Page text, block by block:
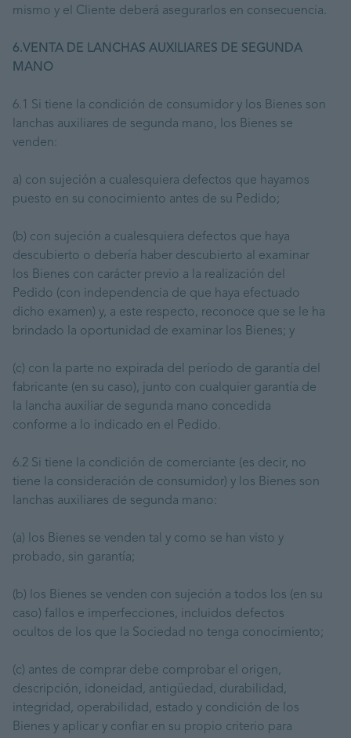
mismo y el Cliente deberá asegurarlos en consecuencia.
6.VENTA DE LANCHAS AUXILIARES DE SEGUNDA
MANO
6.1 Si tiene la condición de consumidor y los Bienes son
lanchas auxiliares de segunda mano, los Bienes se
venden:
a) con sujeción a cualesquiera defectos que hayamos
puesto en su conocimiento antes de su Pedido;
(b) con sujeción a cualesquiera defectos que haya
descubierto o debería haber descubierto al examinar
los Bienes con carácter previo a la realización del
Pedido (con independencia de que haya efectuado
dicho examen) y, a este respecto, reconoce que se le ha
brindado la oportunidad de examinar los Bienes; y
(c) con la parte no expirada del período de garantía del
fabricante (en su caso), junto con cualquier garantía de
la lancha auxiliar de segunda mano concedida
conforme a lo indicado en el Pedido.
6.2 Si tiene la condición de comerciante (es decir, no
tiene la consideración de consumidor) y los Bienes son
lanchas auxiliares de segunda mano:
(a) los Bienes se venden tal y como se han visto y
probado, sin garantía;
(b) los Bienes se venden con sujeción a todos los (en su
caso) fallos e imperfecciones, incluidos defectos
ocultos de los que la Sociedad no tenga conocimiento;
(c) antes de comprar debe comprobar el origen,
descripción, idoneidad, antigüedad, durabilidad,
integridad, operabilidad, estado y condición de los
Bienes y aplicar y confiar en su propio criterio para